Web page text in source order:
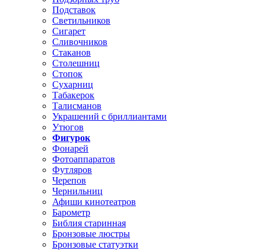
Подставок
Светильников
Сигарет
Сливочников
Стаканов
Столешниц
Стопок
Сухарниц
Табакерок
Талисманов
Украшений с бриллиантами
Утюгов
Фигурок
Фонарей
Фотоаппаратов
Футляров
Черепов
Чернильниц
Афиши кинотеатров
Барометр
Библия старинная
Бронзовые люстры
Бронзовые статуэтки